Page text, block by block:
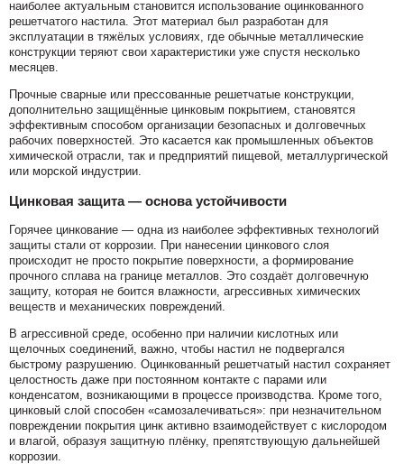
наиболее актуальным становится использование оцинкованного
решетчатого настила. Этот материал был разработан для
эксплуатации в тяжёлых условиях, где обычные металлические
конструкции теряют свои характеристики уже спустя несколько
месяцев.
Прочные сварные или прессованные решетчатые конструкции,
дополнительно защищённые цинковым покрытием, становятся
эффективным способом организации безопасных и долговечных
рабочих поверхностей. Это касается как промышленных объектов
химической отрасли, так и предприятий пищевой, металлургической
или морской индустрии.
Цинковая защита — основа устойчивости
Горячее цинкование — одна из наиболее эффективных технологий
защиты стали от коррозии. При нанесении цинкового слоя
происходит не просто покрытие поверхности, а формирование
прочного сплава на границе металлов. Это создаёт долговечную
защиту, которая не боится влажности, агрессивных химических
веществ и механических повреждений.
В агрессивной среде, особенно при наличии кислотных или
щелочных соединений, важно, чтобы настил не подвергался
быстрому разрушению. Оцинкованный решетчатый настил сохраняет
целостность даже при постоянном контакте с парами или
конденсатом, возникающими в процессе производства. Кроме того,
цинковый слой способен «самозалечиваться»: при незначительном
повреждении покрытия цинк активно взаимодействует с кислородом
и влагой, образуя защитную плёнку, препятствующую дальнейшей
коррозии.